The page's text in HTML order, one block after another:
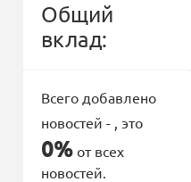
Общий
вклад:
Всего добавлено
новостей - , это
0% от всех
новостей.